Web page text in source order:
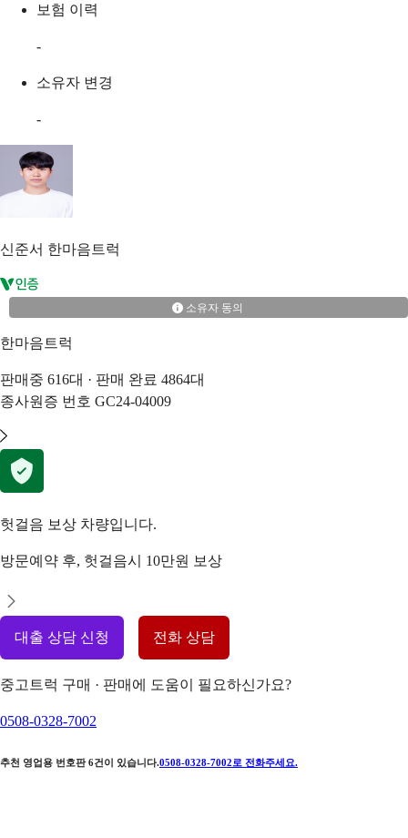
보험 이력
-
소유자 변경
-
신준서 한마음트럭
소유자 동의
한마음트럭
판매중 616대 · 판매 완료 4864대
종사원증 번호 GC24-04009
헛걸음 보상 차량입니다.
방문예약 후, 헛걸음시 10만원 보상
대출 상담 신청 전화 상담
중고트럭 구매 · 판매에 도움이 필요하신가요?
0508-0328-7002
추천 영업용 번호판 6건이 있습니다.0508-0328-7002 로 전화주세요.